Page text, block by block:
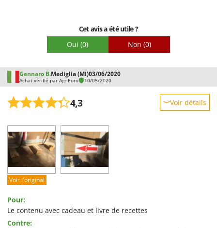
Cet avis a été utile ?
Oui (0) Non (0)
Gennaro B.Mediglia (MI)03/06/2020
Achat vérifié par AgriEuro 10/05/2020
4,3 Voir détails
Prestations
Facilité d'utilisation
Qualité / Prix
Facilité de montage
Voir l'original
Pour:
Le contenu avec cadeau et livre de recettes
Contre: